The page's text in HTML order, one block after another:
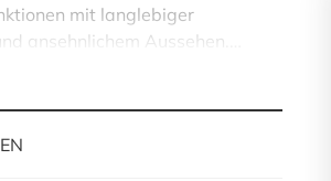
mit langlebiger
ansehnlichem Aussehen.…